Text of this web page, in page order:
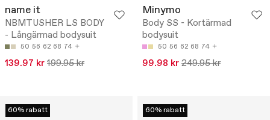
name it
NBMTUSHER LS BODY
- Långärmad bodysuit
50 56 62 68 74
139.97 kr 199.95 kr
Minymo
Body SS - Kortärmad
bodysuit
50 56 62 68 74
99.98 kr 249.95 kr
60% rabatt 60% rabatt